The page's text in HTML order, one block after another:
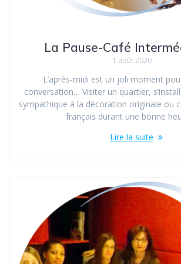
La Pause-Café
1 août 2020
L’après-midi est un joli moment
conversation… Visiter un quartier,
sympathique à la décoration originale ou
français durant une bonne
Lire la suite